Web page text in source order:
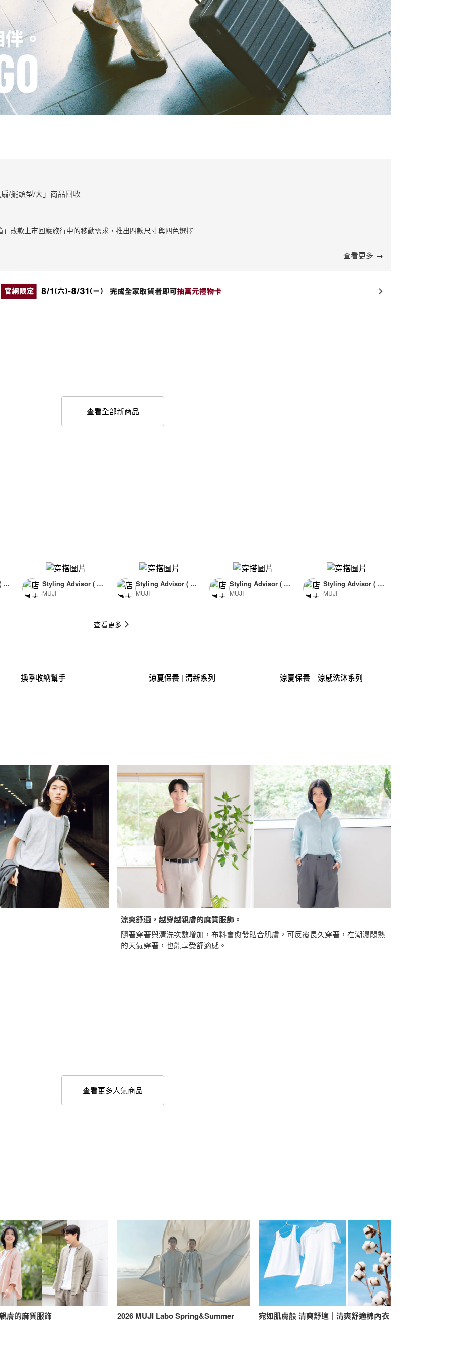
/擺頭型/大」商品回收
改款上市回應旅行中的移動需求，推出四款尺寸與四色選擇
查看更多 →
查看全部新商品
查看更多
F
Styling Advisor ( F
or Man )
MUJI
Styling Advisor ( F
or Man )
MUJI
Styling Advisor ( F
or Woman )
MUJI
Styling Advisor ( F
or Man )
MUJI
換季收納幫手 涼夏保養 | 清新系列 涼夏保養｜涼感洗沐系列
涼爽舒適，越穿越親膚的麻質服飾。
隨著穿著與清洗次數增加，布料會愈發貼合肌膚，可反覆長久穿著，在潮濕悶熱
的天氣穿著，也能享受舒適感。
查看更多人氣商品
膚的麻質服飾 2026 MUJI Labo Spring&Summer 宛如肌膚般 清爽舒適｜清爽舒適棉內衣